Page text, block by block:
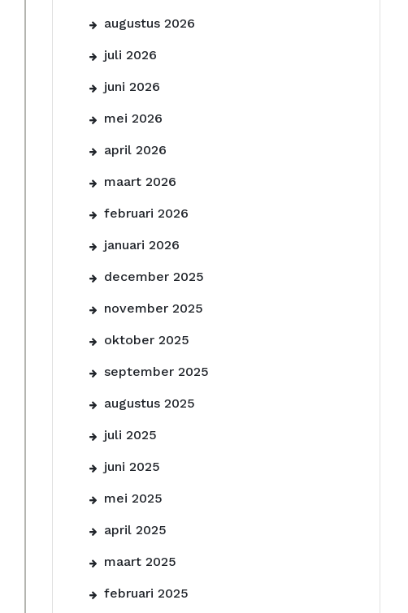
augustus 2026
juli 2026
juni 2026
mei 2026
april 2026
maart 2026
februari 2026
januari 2026
december 2025
november 2025
oktober 2025
september 2025
augustus 2025
juli 2025
juni 2025
mei 2025
april 2025
maart 2025
februari 2025